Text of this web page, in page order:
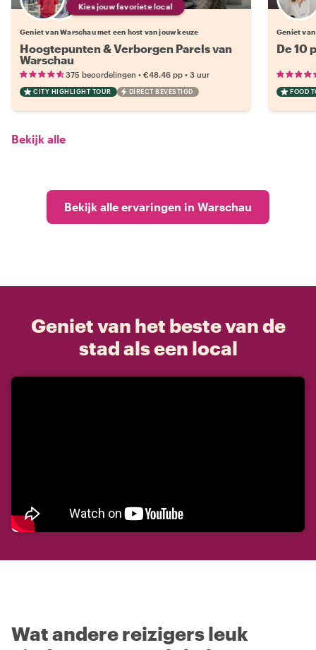
Kies jouw favoriete local
Geniet van Warschau met een host van jouw keuze
Hoogtepunten & Verborgen Parels van
Warschau
375 beoordelingen • €48.46 pp • 3 uur
CITY HIGHLIGHT TOUR DIRECT BEVESTIGD
Geniet
De 10
FOOD
Bekijk alle
Bekijk alle ervaringen in Warschau
Geniet van het beste van de
stad als een local
Wat andere reizigers leuk